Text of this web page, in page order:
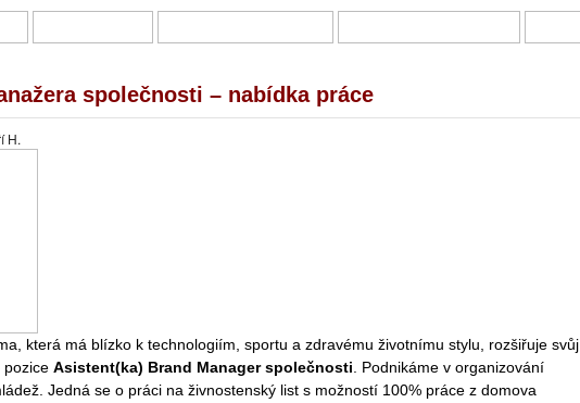
společnosti – nabídka práce
H.
která má blízko k technologiím, sportu a zdravému životnímu stylu, rozšiřuje svůj
pozice Asistent(ka) Brand Manager společnosti . Podnikáme v organizování
Jedná se o práci na živnostenský list s možností 100% práce z domova